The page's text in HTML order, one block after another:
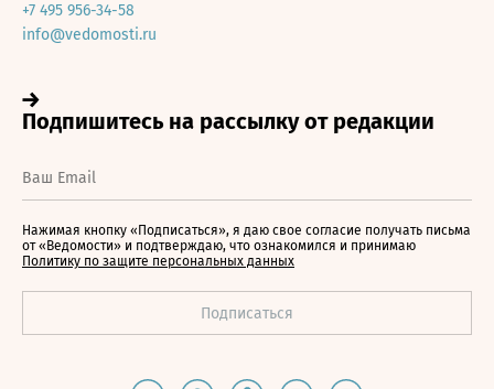
+7 495 956-34-58
info@vedomosti.ru
Нажимая кнопку «Подписаться», я даю свое согласие получать письма
от «Ведомости» и подтверждаю, что ознакомился и принимаю
Политику по защите персональных данных